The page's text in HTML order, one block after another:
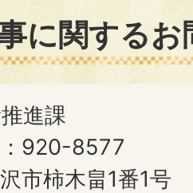
に関する
進課
920-8577
市柿木畠1番1号